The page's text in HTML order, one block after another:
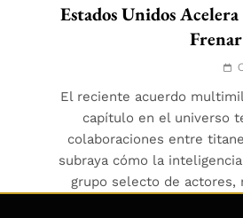
Estados Unidos
El reciente acuerdo
capítulo en el universo
colaboraciones entre
subraya cómo la
grupo selecto de actores,